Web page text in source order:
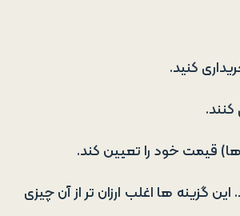
کنید.
قیمت خود را تعیین کند.
گزینه ها اغلب ارزان تر از آن چیزی